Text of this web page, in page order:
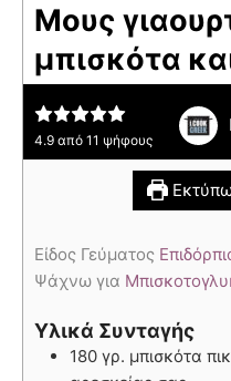
Μους
μπισκότα
4.9 από 11 ψήφους
Είδος Γεύματος
Ψάχνω για
Υλικά Συνταγής
180 γρ. μπισκότα